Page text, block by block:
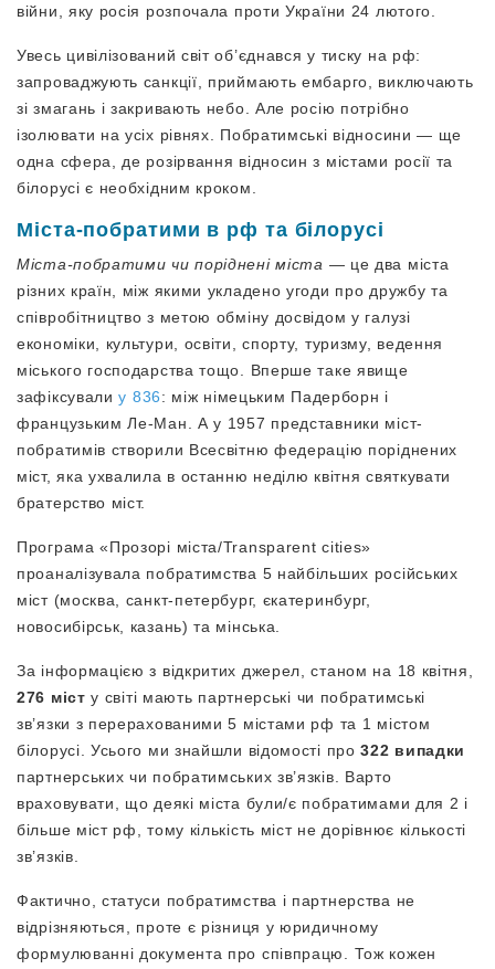
війни, яку росія розпочала проти України 24 лютого.
Увесь цивілізований світ об’єднався у тиску на рф:
запроваджують санкції, приймають ембарго, виключають
зі змагань і закривають небо. Але росію потрібно
ізолювати на усіх рівнях. Побратимські відносини — ще
одна сфера, де розірвання відносин з містами росії та
білорусі є необхідним кроком.
Міста-побратими в рф та білорусі
Міста-побратими чи поріднені міста — це два міста
різних країн, між якими укладено угоди про дружбу та
співробітництво з метою обміну досвідом у галузі
економіки, культури, освіти, спорту, туризму, ведення
міського господарства тощо. Вперше таке явище
зафіксувалиу 836: між німецьким Падерборн і
французьким Ле-Ман. А у 1957 представники міст-
побратимів створили Всесвітню федерацію поріднених
міст, яка ухвалила в останню неділю квітня святкувати
братерство міст.
Програма «Прозорі міста/Transparent cities»
проаналізувала побратимства 5 найбільших російських
міст (москва, санкт-петербург, єкатеринбург,
новосибірськ, казань) та мінська.
За інформацією з відкритих джерел, станом на 18 квітня,
276 міст у світі мають партнерські чи побратимські
зв’язки з перерахованими 5 містами рф та 1 містом
білорусі. Усього ми знайшли відомості про322 випадки
партнерських чи побратимських зв’язків. Варто
враховувати, що деякі міста були/є побратимами для 2 і
більше міст рф, тому кількість міст не дорівнює кількості
зв’язків.
Фактично, статуси побратимства і партнерства не
відрізняються, проте є різниця у юридичному
формулюванні документа про співпрацю. Тож кожен